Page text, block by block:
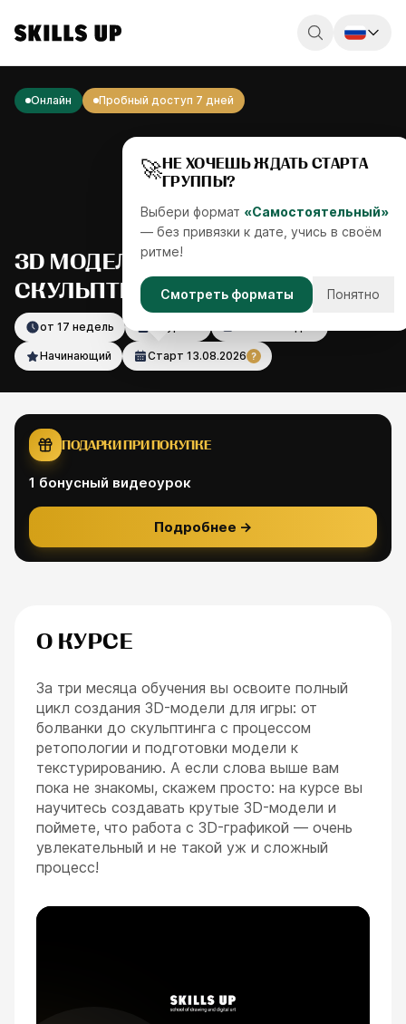
ESC
Онлайн Пробный доступ 7 дней
3D МОДЕЛИРОВАНИЕ И
СКУЛЬПТИНГ
от 17 недель
Начинающий Старт 13.08.2026 ?
🚀НЕ ХОЧЕШЬ ЖДАТЬ СТАРТА
ГРУППЫ?
Выбери формат «Самостоятельный»
— без привязки к дате, учись в своём
ритме!
Смотреть форматы Понятно
ПОДАРКИ ПРИ ПОКУПКЕ
1 бонусный видеоурок
Подробнее →
О КУРСЕ
За три месяца обучения вы освоите полный
цикл создания 3D-модели для игры: от
болванки до скульптинга с процессом
ретопологии и подготовки модели к
текстурированию. А если слова выше вам
пока не знакомы, скажем просто: на курсе вы
научитесь создавать крутые 3D-модели и
поймете, что работа с 3D-графикой — очень
увлекательный и не такой уж и сложный
процесс!